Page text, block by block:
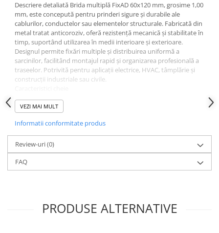
Descriere detaliată Brida multiplă FixAD 60x120 mm, grosime 1,00
mm, este concepută pentru prinderi sigure și durabile ale
cablurilor, conductelor sau elementelor structurale. Fabricată din
metal tratat anticoroziv, oferă rezistență mecanică și stabilitate în
timp, suportând utilizarea în medii interioare și exterioare.
Designul permite fixări multiple și distribuirea uniformă a
sarcinilor, facilitând montajul rapid și organizarea profesională a
traseelor. Potrivită pentru aplicații electrice, HVAC, tâmplărie și
construcții industriale sau civile.
Dimensiuni: 60 x 120 mm
Grosime: 1,00 mm
Utilizare: prinderi multiple cabluri, conducte, elemente
structurale
Avantaje: rezistență, durabilitate, montaj rapid, organizare
eficientă
Instrucțiuni scurte de montaj
Alege poziția și marchează punctele de prindere.
VEZI MAI MULT
Informatii conformitate produs
Review-uri(0)
FAQ
PRODUSE ALTERNATIVE